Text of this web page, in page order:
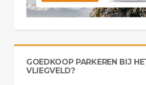
GOEDKOOP PARKEREN BIJ
VLIEGVELD?